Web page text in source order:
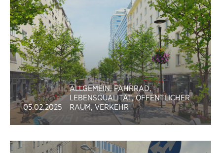
05.02.2025
ALLGEMEIN,FAHRRAD,
LEBENSQUALITÄT,ÖFFENTLICHER
RAUM,VERKEHR